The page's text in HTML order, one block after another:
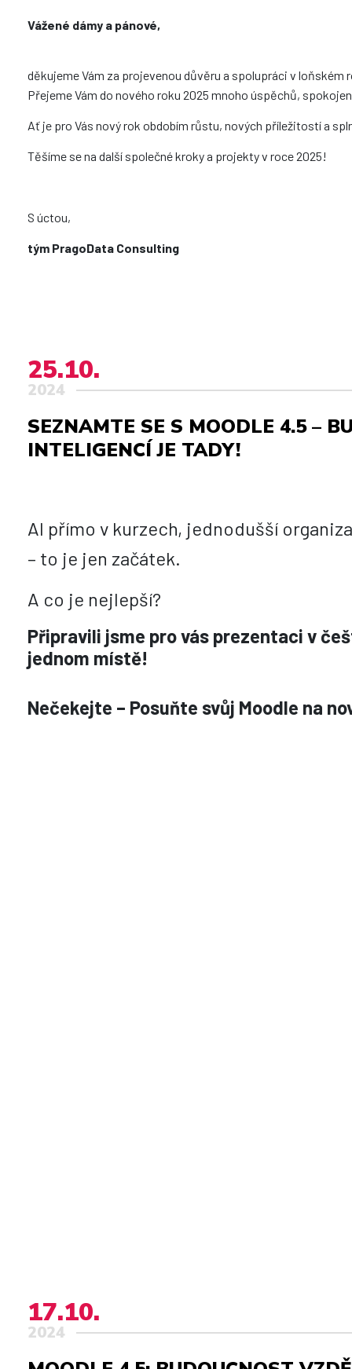
Vážené dámy a pánové,
děkujeme Vám za projevenou důvěru a spolupráci v loňském
Přejeme Vám do nového roku 2025 mnoho úspěchů,
Ať je pro Vás nový rok obdobím růstu, nových příležitostí a
Těšíme se na další společné kroky a projekty v roce 2025!
S úctou,
tým PragoData Consulting
25.10.
2024
SEZNAMTE SE S MOODLE 4.5 –
INTELIGENCÍ JE TADY!
AI přímo v kurzech, jednodušší
– to je jen začátek.
A co je nejlepší?
Připravili jsme pro vás prezentaci v
jednom místě!
Nečekejte – Posuňte svůj Moodle na
17.10.
2024